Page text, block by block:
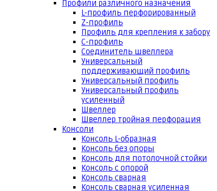
Профили различного назначения
L-профиль перфорированный
Z-профиль
Профиль для крепления к забору
С-профиль
Соединитель швеллера
Универсальный
поддерживающий профиль
Универсальный профиль
Универсальный профиль
усиленный
Швеллер
Швеллер тройная перфорация
Консоли
Консоль L-образная
Консоль без опоры
Консоль для потолочной стойки
Консоль с опорой
Консоль сварная
Консоль сварная усиленная